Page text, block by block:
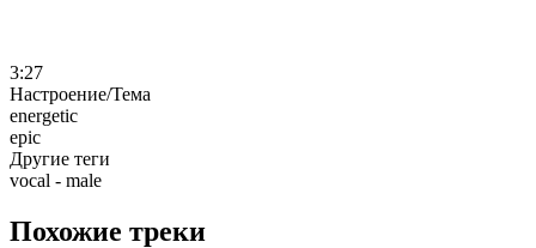
3:27
Настроение/Тема
energetic
epic
Другие теги
vocal - male
Похожие треки